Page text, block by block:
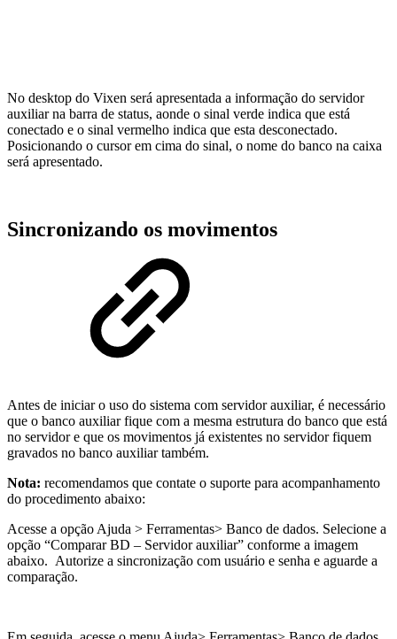
No desktop do Vixen será apresentada a informação do servidor
auxiliar na barra de status, aonde o sinal verde indica que está
conectado e o sinal vermelho indica que esta desconectado.
Posicionando o cursor em cima do sinal, o nome do banco na caixa
será apresentado.
Sincronizando os movimentos
Antes de iniciar o uso do sistema com servidor auxiliar, é necessário
que o banco auxiliar fique com a mesma estrutura do banco que está
no servidor e que os movimentos já existentes no servidor fiquem
gravados no banco auxiliar também.
Nota: recomendamos que contate o suporte para acompanhamento
do procedimento abaixo:
Acesse a opção Ajuda > Ferramentas> Banco de dados. Selecione a
opção “Comparar BD – Servidor auxiliar” conforme a imagem
abaixo. Autorize a sincronização com usuário e senha e aguarde a
comparação.